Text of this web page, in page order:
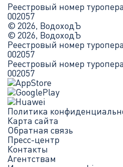
Реестровый номер
002057
© 2026, ВодоходЪ
© 2026, ВодоходЪ
Реестровый номер
002057
Реестровый номер
002057
Политика
Карта сайта
Обратная связь
Пресс-центр
Контакты
Агентствам